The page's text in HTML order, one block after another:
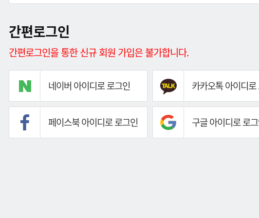
간편로그인
간편로그인을 통한 신규 회원 가입은 불가합니다.
네이버 아이디로 로그인 카카오톡 아이디로
페이스북 아이디로 로그인 구글 아이디로 로